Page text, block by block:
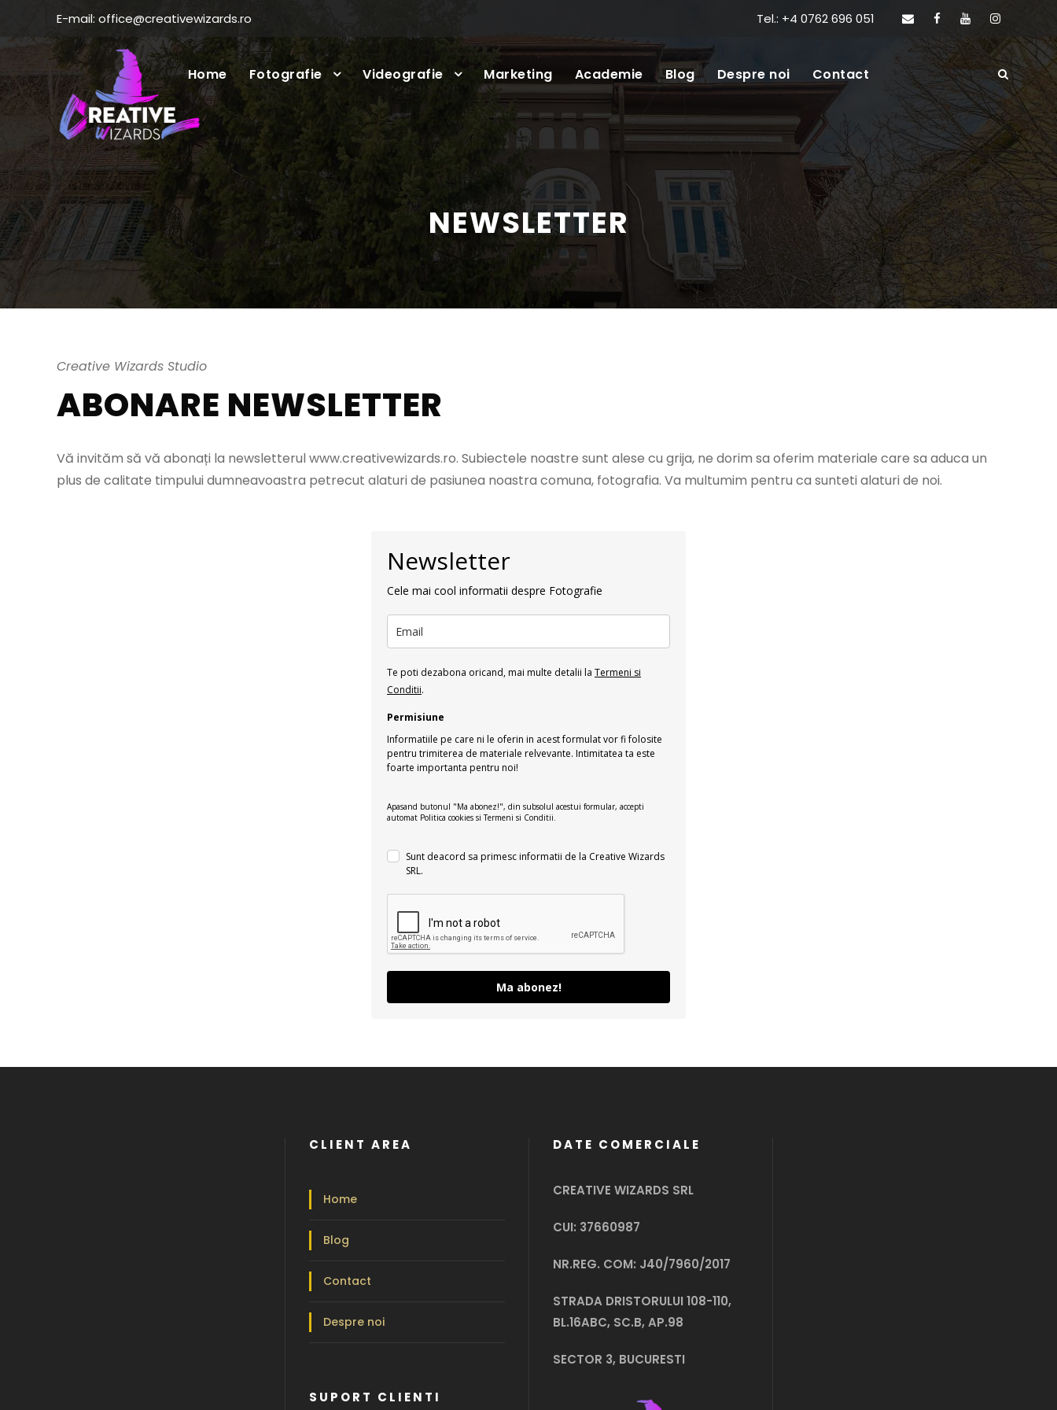
E-mail: office@creativewizards.ro Tel.: +4 0762 696 051
Home Fotografie Videografie Marketing Academie Blog Despre noi Contact
NEWSLETTER
Creative Wizards Studio
ABONARE NEWSLETTER
Vă invităm să vă abonați la newsletterul www.creativewizards.ro. Subiectele noastre sunt alese cu grija, ne dorim sa oferim materiale care sa aduca un
plus de calitate timpului dumneavoastra petrecut alaturi de pasiunea noastra comuna, fotografia. Va multumim pentru ca sunteti alaturi de noi.
Newsletter
Cele mai cool informatii despre Fotografie
Te poti dezabona oricand, mai multe detalii la Termeni si
Conditii.
Permisiune
Informatiile pe care ni le oferin in acest formulat vor fi folosite
pentru trimiterea de materiale relvevante. Intimitatea ta este
foarte importanta pentru noi!
Apasand butonul "Ma abonez!", din subsolul acestui formular, accepti
automat Politica cookies si Termeni si Conditii.
Sunt deacord sa primesc informatii de la Creative Wizards
SRL.
Ma abonez!
CLIENT AREA
Home
Blog
Contact
Despre noi
SUPORT CLIENTI
DATE COMERCIALE
CREATIVE WIZARDS SRL
CUI: 37660987
NR.REG. COM: J40/7960/2017
STRADA DRISTORULUI 108-110,
BL.16ABC, SC.B, AP.98
SECTOR 3, BUCURESTI